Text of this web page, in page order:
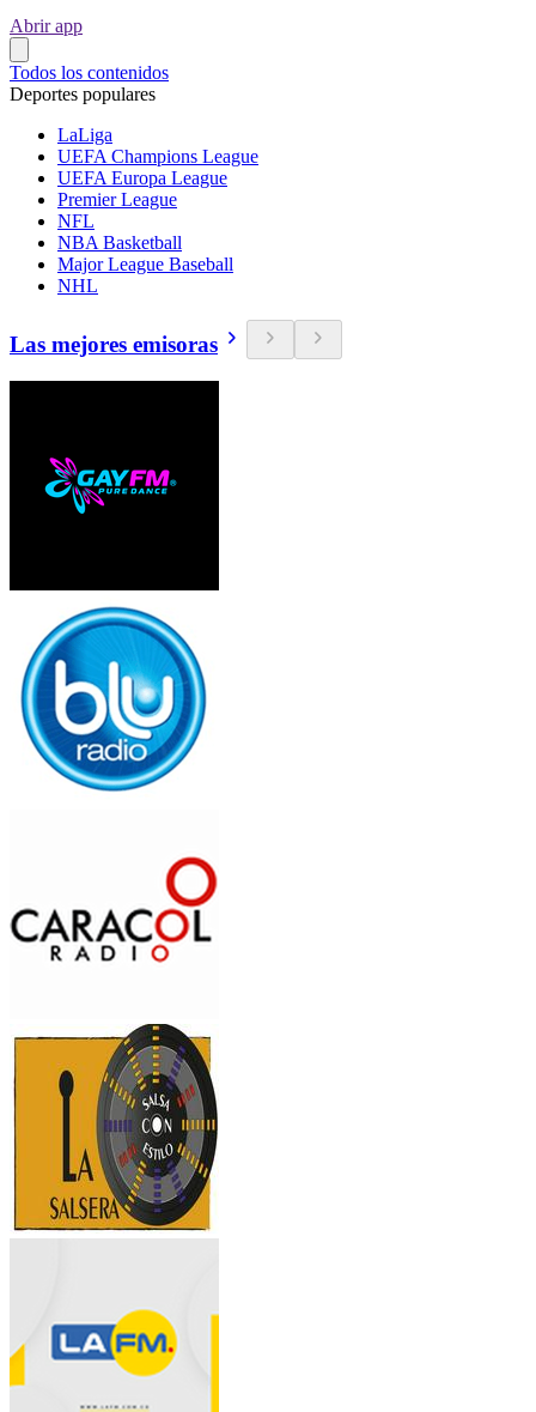
Abrir app
Todos los contenidos
Deportes populares
LaLiga
UEFA Champions League
UEFA Europa League
Premier League
NFL
NBA Basketball
Major League Baseball
NHL
Las mejores emisoras